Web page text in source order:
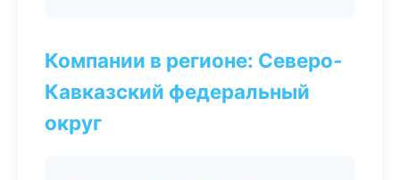
Компании в регионе: Северо-
Кавказский федеральный
округ